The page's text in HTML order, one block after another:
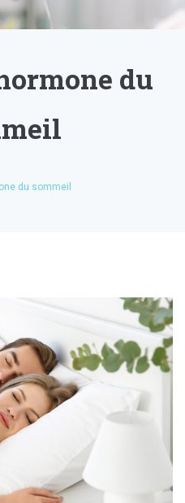
du
du sommeil